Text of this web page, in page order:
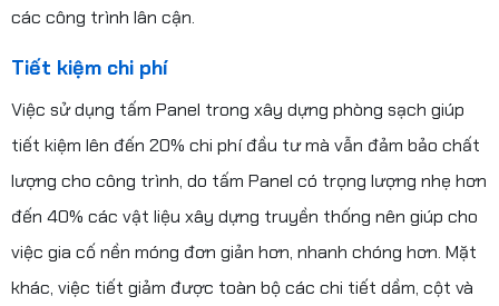
các công trình lân cận.
Tiết kiệm chi phí
Việc sử dụng tấm Panel trong xây dựng phòng sạch giúp
tiết kiệm lên đến 20% chi phí đầu tư mà vẫn đảm bảo chất
lượng cho công trình, do tấm Panel có trọng lượng nhẹ hơn
đến 40% các vật liệu xây dựng truyền thống nên giúp cho
việc gia cố nền móng đơn giản hơn, nhanh chóng hơn. Mặt
khác, việc tiết giảm được toàn bộ các chi tiết dầm, cột và